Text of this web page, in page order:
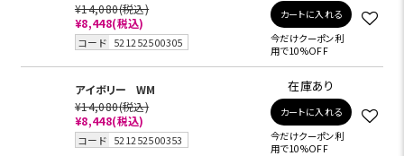
¥14,080(税込)
¥8,448(税込)
コード 521252500305
カートに入れる
今だけクーポン利
用で10%OFF
アイボリー
WM
¥14,080(税込)
¥8,448(税込)
コード 521252500353
在庫あり
カートに入れる
今だけクーポン利
用で10%OFF